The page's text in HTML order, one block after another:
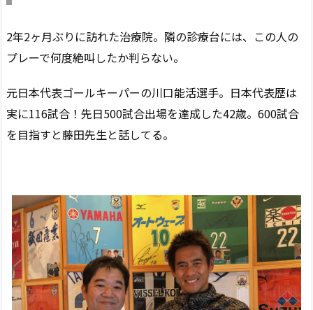
2年2ヶ月ぶりに訪れた治療院。隣の診療台には、この人の
プレーで何度絶叫したか判らない。
元日本代表ゴールキーパーの川口能活選手。日本代表歴は
実に116試合！先日500試合出場を達成した42歳。600試合
を目指すと藤田先生と話してる。